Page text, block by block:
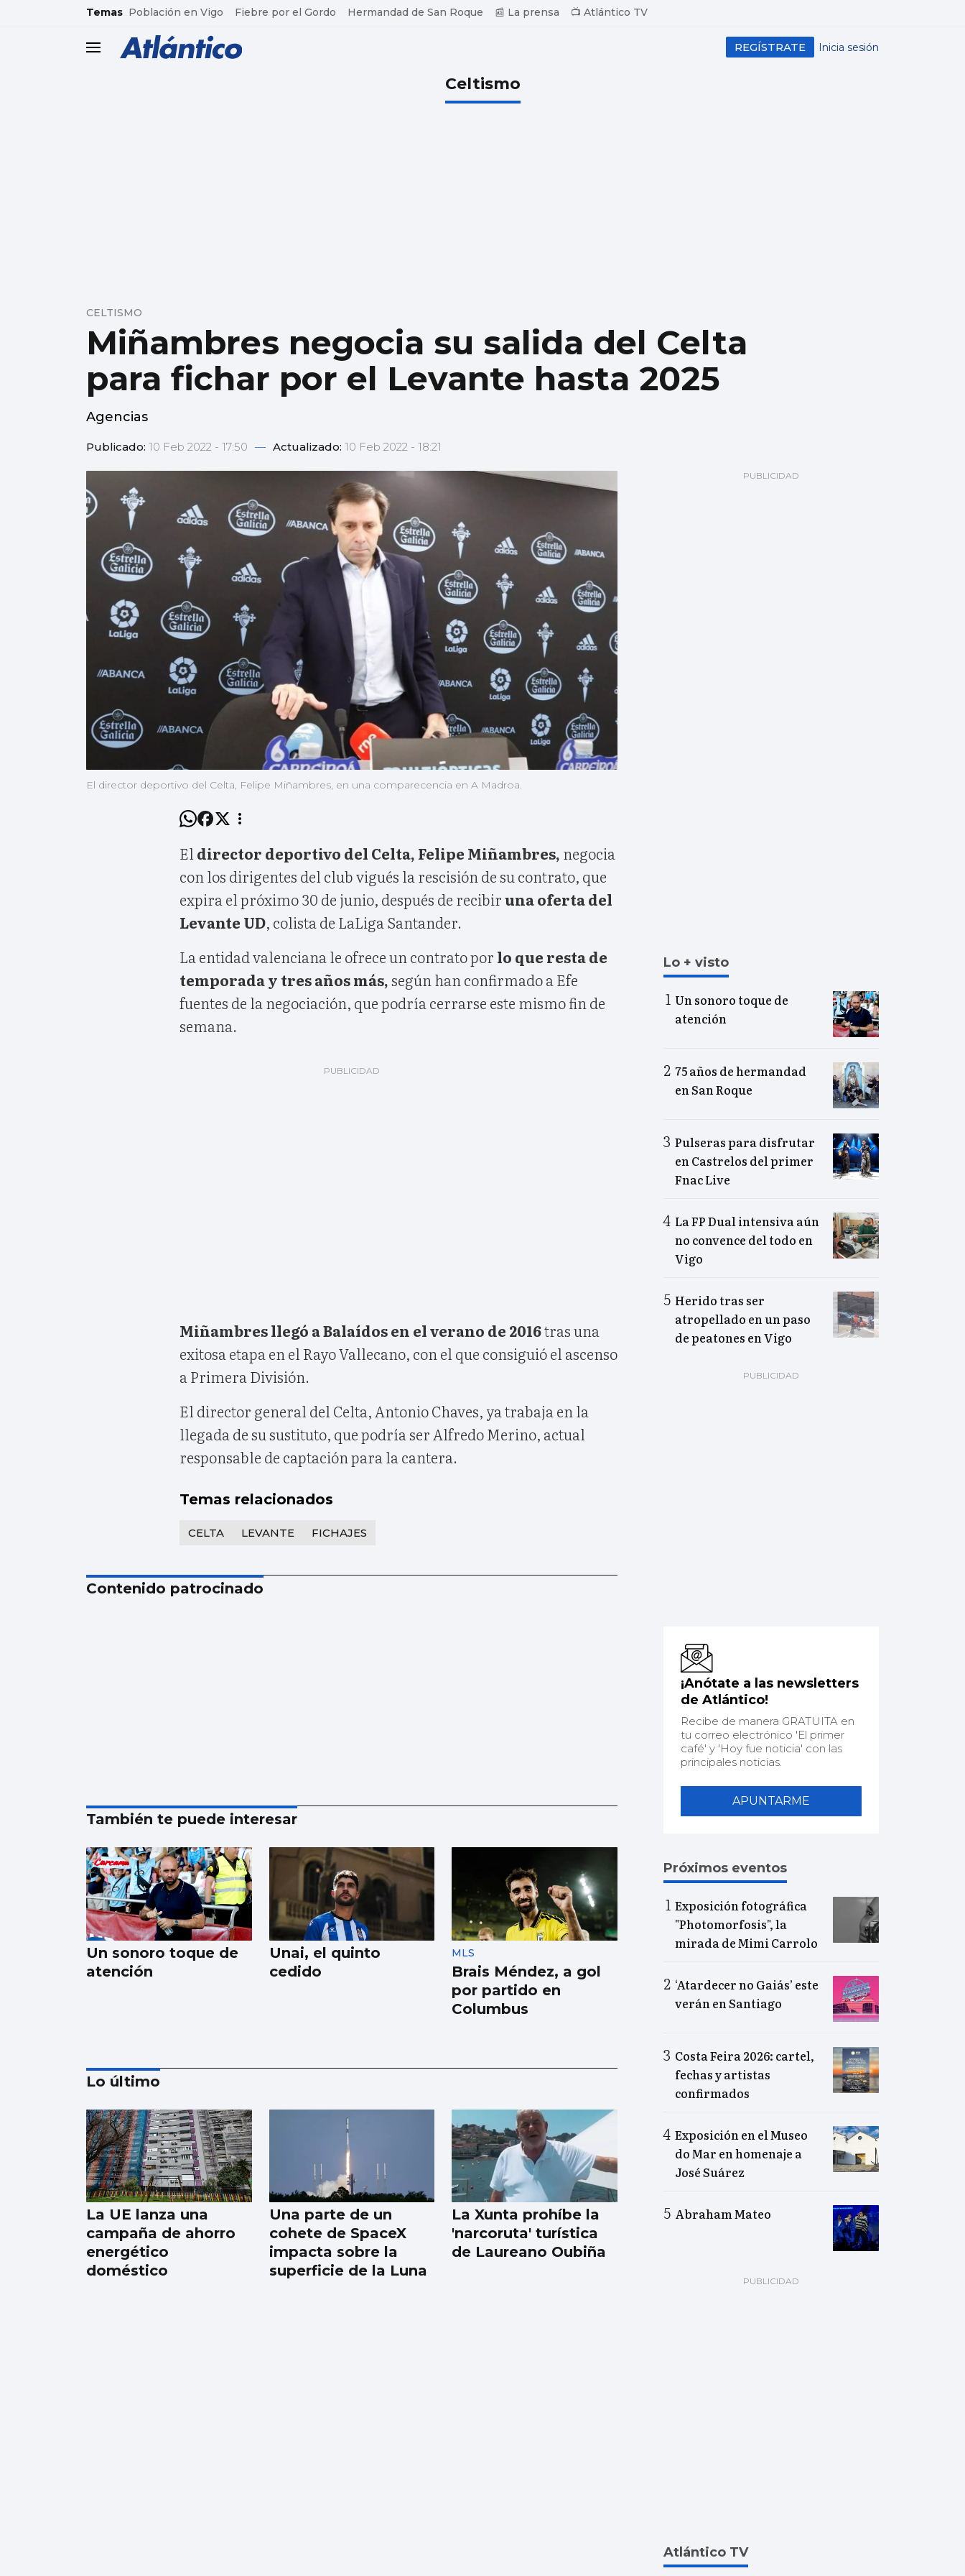
common.go-to-content
Temas Población en Vigo Fiebre por el Gordo Hermandad de San Roque 📰 La prensa 📺 Atlántico TV
header.menu.open Inicia sesión
REGÍSTRATE
Celtismo
Miñambres negocia su salida del Celta
para fichar por el Levante hasta 2025
CELTISMO
Agencias
Publicado: 10 Feb 2022 - 17:50 — Actualizado: 10 Feb 2022 - 18:21
El director deportivo del Celta, Felipe Miñambres, en una comparecencia en A Madroa.
El director deportivo del Celta, Felipe Miñambres, negocia
con los dirigentes del club vigués la rescisión de su contrato, que
expira el próximo 30 de junio, después de recibiruna oferta del
Levante UD, colista de LaLiga Santander.
La entidad valenciana le ofrece un contrato por lo que resta de
temporada y tres años más,según han confirmado a Efe
fuentes de la negociación, que podría cerrarse este mismo fin de
semana.
Miñambres llegó a Balaídos en el verano de 2016tras una
exitosa etapa en el Rayo Vallecano, con el que consiguió el ascenso
a Primera División.
El director general del Celta, Antonio Chaves, ya trabaja en la
llegada de su sustituto, que podría ser Alfredo Merino, actual
responsable de captación para la cantera.
Temas relacionados
CELTA LEVANTE FICHAJES
Contenido patrocinado
También te puede interesar
Un sonoro toque de
atención
Unai, el quinto
cedido
MLS
Brais Méndez, a gol
por partido en
Columbus
PRETEMPORADA CELESTE
Giráldez dicta
sentencia
Lo último
La UE lanza una
campaña de ahorro
energético
doméstico
Una parte de un
cohete de SpaceX
impacta sobre la
superficie de la Luna
La Xunta prohíbe la
'narcoruta' turística
de Laureano Oubiña
Lo + visto
Un sonoro toque de
atención
75 años de hermandad
en San Roque
Pulseras para disfrutar
en Castrelos del primer
Fnac Live
La FP Dual intensiva aún
no convence del todo en
Vigo
Herido tras ser
atropellado en un paso
de peatones en Vigo
¡Anótate a las newsletters
de Atlántico!
Recibe de manera GRATUITA en
tu correo electrónico 'El primer
café' y 'Hoy fue noticia' con las
principales noticias.
APUNTARME
Próximos eventos
Exposición fotográfica
"Photomorfosis", la
mirada de Mimi Carrolo
‘Atardecer no Gaiás’ este
verán en Santiago
Costa Feira 2026: cartel,
fechas y artistas
confirmados
Exposición en el Museo
do Mar en homenaje a
José Suárez
Abraham Mateo
Atlántico TV